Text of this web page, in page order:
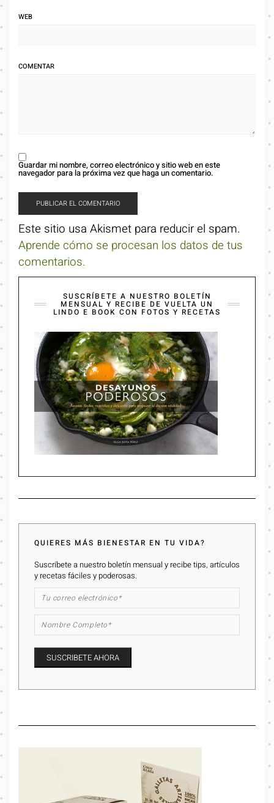
WEB
COMENTAR
Guardar mi nombre, correo electrónico y sitio web en este
navegador para la próxima vez que haga un comentario.
Este sitio usa Akismet para reducir el spam.
Aprende cómo se procesan los datos de tus
comentarios.
SUSCRÍBETE A NUESTRO BOLETÍN
MENSUAL Y RECIBE DE VUELTA UN
LINDO E BOOK CON FOTOS Y RECETAS
QUIERES MÁS BIENESTAR EN TU VIDA?
Suscríbete a nuestro boletín mensual y recibe tips, artículos
y recetas fáciles y poderosas.